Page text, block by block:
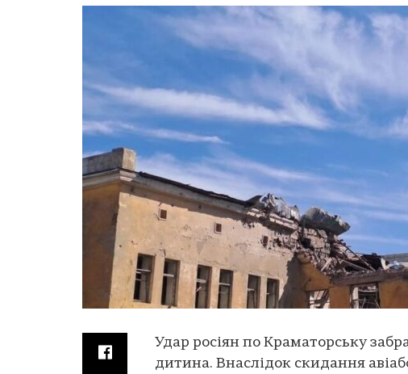
Удар росіян по Краматорську
дитина. Внаслідок скидання